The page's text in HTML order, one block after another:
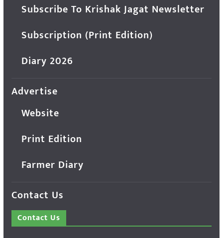
Subscribe To Krishak Jagat Newsletter
Subscription (Print Edition)
Diary 2026
Advertise
Website
Print Edition
Farmer Diary
Contact Us
Contact Us